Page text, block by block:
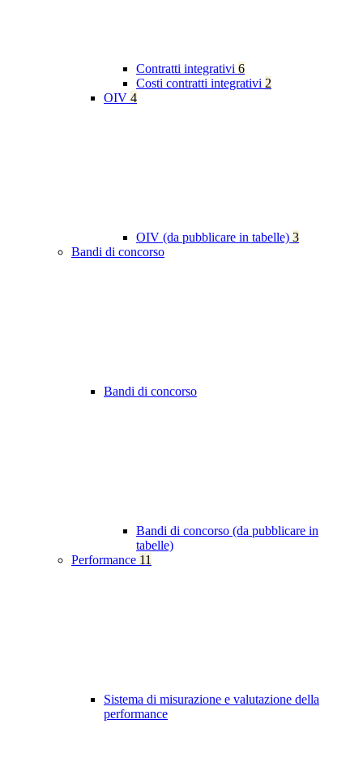
Contratti integrativi 6
Costi contratti integrativi 2
OIV 4
OIV (da pubblicare in tabelle) 3
Bandi di concorso
Bandi di concorso
Bandi di concorso (da pubblicare in
tabelle)
Performance 11
Sistema di misurazione e valutazione della
performance